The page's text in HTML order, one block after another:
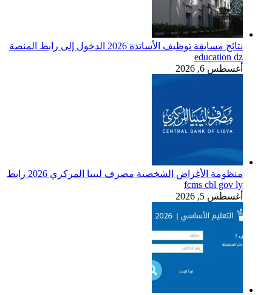
نتائج مسابقة توظيف الأساتذة 2026 الدخول إلى رابط المنصة
education dz
أغسطس 6, 2026
منظومة الأغراض الشخصية مصرف ليبيا المركزي 2026 رابط
fcms cbl gov ly
أغسطس 5, 2026